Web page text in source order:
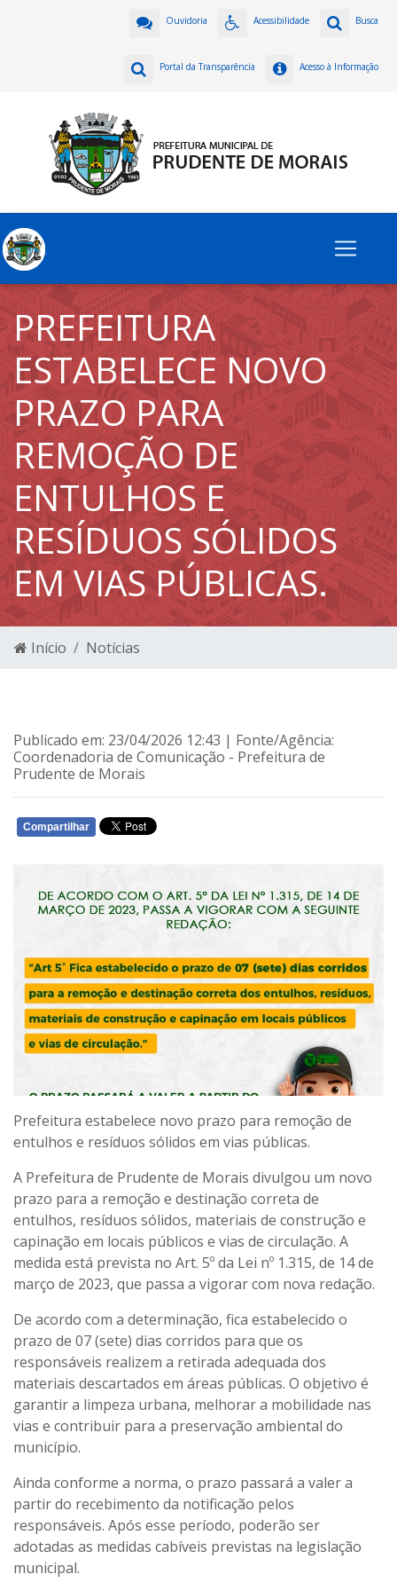
Busca
Acessibilidade
Ouvidoria
Acesso à Informação
Portal da Transparência
PREFEITURA
ESTABELECE NOVO
PRAZO PARA
REMOÇÃO DE
ENTULHOS E
RESÍDUOS SÓLIDOS
EM VIAS PÚBLICAS.
Início Notícias
Publicado em: 23/04/2026 12:43 | Fonte/Agência:
Coordenadoria de Comunicação - Prefeitura de
Prudente de Morais
Compartilhar
Prefeitura estabelece novo prazo para remoção de
entulhos e resíduos sólidos em vias públicas.
A Prefeitura de Prudente de Morais divulgou um novo
prazo para a remoção e destinação correta de
entulhos, resíduos sólidos, materiais de construção e
capinação em locais públicos e vias de circulação. A
medida está prevista no Art. 5º da Lei nº 1.315, de 14 de
março de 2023, que passa a vigorar com nova redação.
De acordo com a determinação, fica estabelecido o
prazo de 07 (sete) dias corridos para que os
responsáveis realizem a retirada adequada dos
materiais descartados em áreas públicas. O objetivo é
garantir a limpeza urbana, melhorar a mobilidade nas
vias e contribuir para a preservação ambiental do
município.
Ainda conforme a norma, o prazo passará a valer a
partir do recebimento da notificação pelos
responsáveis. Após esse período, poderão ser
adotadas as medidas cabíveis previstas na legislação
municipal.